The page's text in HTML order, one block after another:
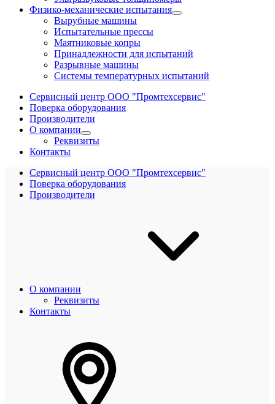
Физико-механические испытания
Вырубные машины
Испытательные прессы
Маятниковые копры
Принадлежности для испытаний
Разрывные машины
Системы температурных испытаний
Сервисный центр ООО "Промтехсервис"
Поверка оборудования
Производители
О компании
Реквизиты
Контакты
Сервисный центр ООО "Промтехсервис"
Поверка оборудования
Производители
О компании
Реквизиты
Контакты